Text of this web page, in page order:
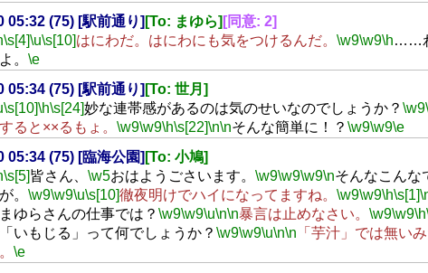
05:32 (75) [駅前通り] [To: まゆら] [同意: 2]
\s[4]\u\s[10]はにわだ。はにわにも気をつけるんだ。 \w9\w9\h……
。 \e
05:34 (75) [駅前通り] [To: 世月]
\s[10]\h\s[24]妙な連帯感があるのは気のせいなのでしょうか？ \w9
ると××るもょ。 \w9\w9\h\s[22]\n\nそんな簡単に！？ \w9\w9\e
05:34 (75) [臨海公園] [To: 小鳩]
\s[5] 皆さん、 \w5おはようごさいます。 \w9\w9\w9\nそんなこんな
。 \w9\w9\u\s[10] 徹夜明けでハイになってますね。 \w9\w9\h\s[1]
ゆらさんの仕事では？ \w9\w9\u\n\n暴言は止めなさい。 \w9\w9\h
いもじる」って何でしょうか？ \w9\w9\u\n\n 「芋汁」では無い
\e